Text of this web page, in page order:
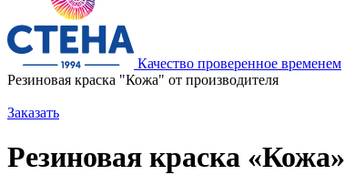
Качество проверенное временем
Резиновая краска "Кожа" от производителя
Заказать
Резиновая краска «Кожа»